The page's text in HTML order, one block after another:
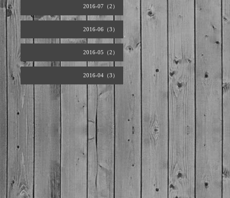
2016-07（2）
2016-06（3）
2016-05（2）
2016-04（3）